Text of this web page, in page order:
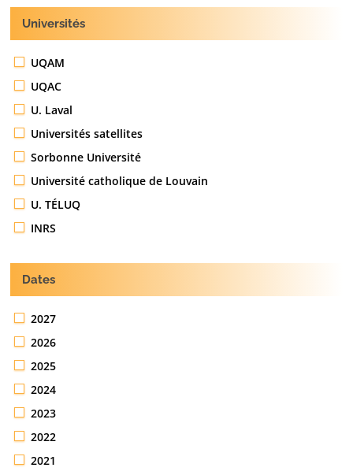
Universités
UQAM
UQAC
U. Laval
Universités satellites
Sorbonne Université
Université catholique de Louvain
U. TÉLUQ
INRS
Dates
2027
2026
2025
2024
2023
2022
2021